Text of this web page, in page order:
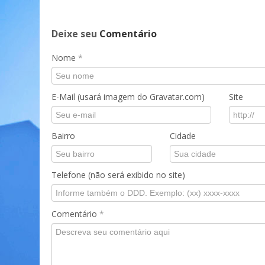
Deixe seu Comentário
Nome *
E-Mail (usará imagem do Gravatar.com) Site
Bairro Cidade
Telefone (não será exibido no site)
Comentário *